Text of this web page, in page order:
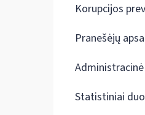
Korupcijos
Pranešėjų
Statistiniai